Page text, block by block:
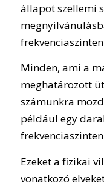
állapot szellemi
Minden, ami a
meghatározott
számunkra
például egy
Ezeket a fizikai
vonatkozó